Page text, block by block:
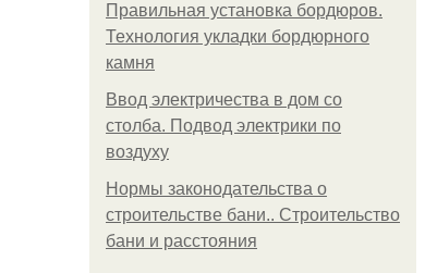
Правильная установка бордюров.
Технология укладки бордюрного
камня
Ввод электричества в дом со
столба. Подвод электрики по
воздуху
Нормы законодательства о
строительстве бани.. Строительство
бани и расстояния